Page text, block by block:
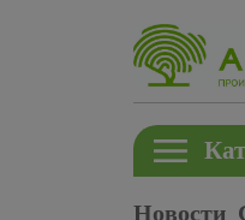
Новости